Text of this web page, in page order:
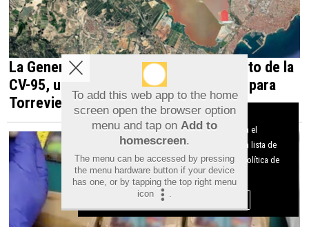
La Generalitat impulsa el desdoblamiento de la
CV-95, una infraestructura estratégica para
Torrevieja y la Vega Baja
To add this web app to the home
screen open the browser option
menu and tap on Add to
homescreen.
The menu can be accessed by pressing
the menu hardware button if your device
has one, or by tapping the top right menu
icon
.
Aviso sobre el Uso de cookies:
Utilizamos cookies nuestras y de terceros para el
funcionamiento del digital. Puedes consultar la lista de
cookies y como desconectarlas. Ver nuestra Política de
Privacidad y Cookies
Aceptar Cookies